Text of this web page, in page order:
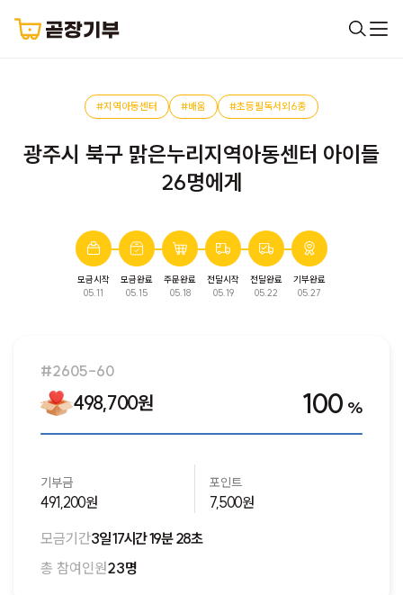
#지역아동센터 #배움 #초등필독서외6종
광주시 북구 맑은누리지역아동센터 아이들
26명에게
모금시작
05.11
모금완료
05.15
주문완료
05.18
전달시작
05.19
전달완료
05.22
기부완료
05.27
완료된 모금입니다. 다음 모금에서 만나요!
#2605-60
498,700원 100 %
기부금
491,200원
포인트
7,500원
모금기간3일 17시간 19분 28초
총 참여인원23명